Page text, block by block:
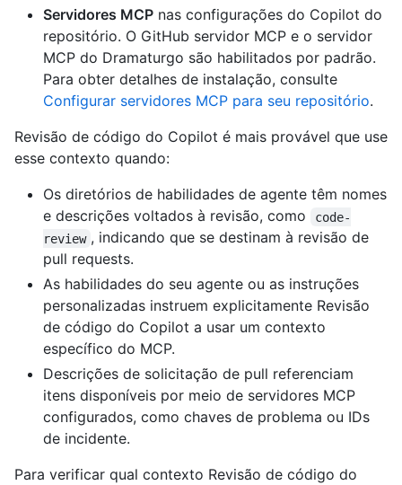
Servidores MCP nas configurações do Copilot do
repositório. O GitHub servidor MCP e o servidor
MCP do Dramaturgo são habilitados por padrão.
Para obter detalhes de instalação, consulte
Configurar servidores MCP para seu repositório.
Revisão de código do Copilot é mais provável que use
esse contexto quando:
Os diretórios de habilidades de agente têm nomes
e descrições voltados à revisão, como
code-
review , indicando que se destinam à revisão de
pull requests.
As habilidades do seu agente ou as instruções
personalizadas instruem explicitamente Revisão
de código do Copilot a usar um contexto
específico do MCP.
Descrições de solicitação de pull referenciam
itens disponíveis por meio de servidores MCP
configurados, como chaves de problema ou IDs
de incidente.
Para verificar qual contexto Revisão de código do